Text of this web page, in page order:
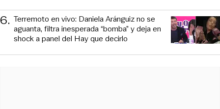
6. Terremoto en vivo: Daniela Aránguiz no se
aguanta, filtra inesperada “bomba” y deja en
shock a panel del Hay que decirlo